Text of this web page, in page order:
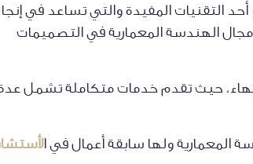
التقنيات المفيدة والتي تساعد في
الهندسة المعمارية في التصميمات
حيث تقدم خدمات متكاملة تشمل
المعمارية ولها سابقة أعمال في ا